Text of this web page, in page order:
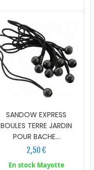
SANDOW EXPRESS
BOULES TERRE JARDIN
POUR BACHE...
2,50 €
En stock Mayotte